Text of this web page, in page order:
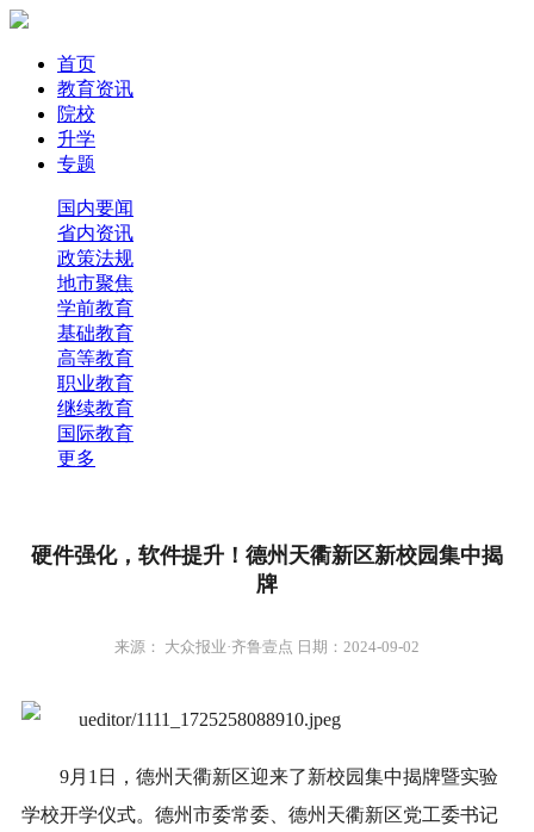
首页
教育资讯
院校
升学
专题
国内要闻
省内资讯
政策法规
地市聚焦
学前教育
基础教育
高等教育
职业教育
继续教育
国际教育
更多
硬件强化，软件提升！德州天衢新区新校园集中揭
牌
来源： 大众报业·齐鲁壹点 日期：2024-09-02
9月1日，德州天衢新区迎来了新校园集中揭牌暨实验
学校开学仪式。德州市委常委、德州天衢新区党工委书记